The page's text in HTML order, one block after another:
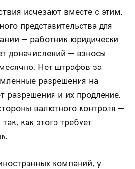
исчезают вместе с этим.
представительства для
— работник юридически
доначислений — взносы
Нет штрафов за
разрешения на
разрешения и их продление.
валютного контроля —
как этого требует
компаний, у